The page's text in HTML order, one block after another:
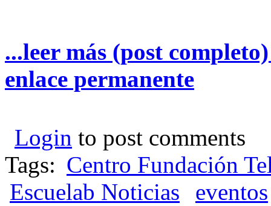
...leer más (post
enlace permanente
Login to post comments
Tags: Centro Fundación
Escuelab Noticias
eventos